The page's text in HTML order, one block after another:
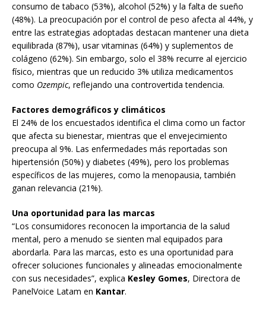
consumo de tabaco (53%), alcohol (52%) y la falta de sueño
(48%). La preocupación por el control de peso afecta al 44%, y
entre las estrategias adoptadas destacan mantener una dieta
equilibrada (87%), usar vitaminas (64%) y suplementos de
colágeno (62%). Sin embargo, solo el 38% recurre al ejercicio
físico, mientras que un reducido 3% utiliza medicamentos
como Ozempic, reflejando una controvertida tendencia.
Factores demográficos y climáticos
El 24% de los encuestados identifica el clima como un factor
que afecta su bienestar, mientras que el envejecimiento
preocupa al 9%. Las enfermedades más reportadas son
hipertensión (50%) y diabetes (49%), pero los problemas
específicos de las mujeres, como la menopausia, también
ganan relevancia (21%).
Una oportunidad para las marcas
“Los consumidores reconocen la importancia de la salud
mental, pero a menudo se sienten mal equipados para
abordarla. Para las marcas, esto es una oportunidad para
ofrecer soluciones funcionales y alineadas emocionalmente
con sus necesidades”, explica Kesley Gomes, Directora de
PanelVoice Latam en Kantar.